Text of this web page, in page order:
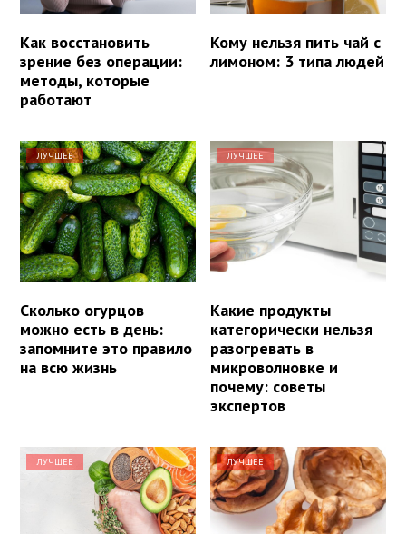
Как восстановить
зрение без операции:
методы, которые
работают
Кому нельзя пить чай с
лимоном: 3 типа людей
ЛУЧШЕЕ
Сколько огурцов
можно есть в день:
запомните это правило
на всю жизнь
ЛУЧШЕЕ
Какие продукты
категорически нельзя
разогревать в
микроволновке и
почему: советы
экспертов
ЛУЧШЕЕ ЛУЧШЕЕ